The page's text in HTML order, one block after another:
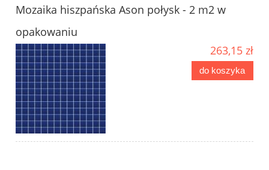
Mozaika hiszpańska Ason połysk - 2 m2 w
opakowaniu
263,15 zł
do koszyka